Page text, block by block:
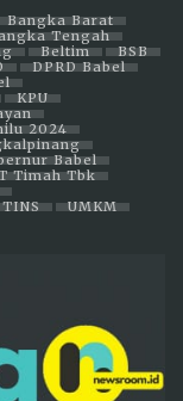
Bangka Barat
Tengah
Beltim
BSB
DPRD Babel
KPU
2024
Babel
Timah Tbk
TINS UMKM